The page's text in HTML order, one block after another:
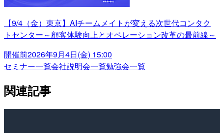
【9/4（金）東京】AIチームメイトが変える次世代コンタク
トセンター～顧客体験向上とオペレーション改革の最前線～
開催前2026年9月4日(金) 15:00
セミナー一覧会社説明会一覧勉強会一覧
関連記事